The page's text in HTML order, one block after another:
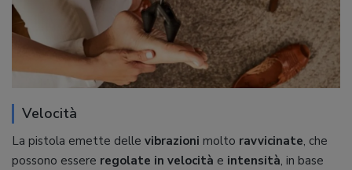
Velocità
La pistola emette delle vibrazioni molto ravvicinate, che
possono essere regolate in velocità e intensità, in base